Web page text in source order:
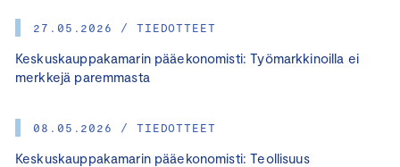
27.05.2026 / TIEDOTTEET
Keskuskauppakamarin pääekonomisti: Työmarkkinoilla ei
merkkejä paremmasta
08.05.2026 / TIEDOTTEET
Keskuskauppakamarin pääekonomisti: Teollisuus